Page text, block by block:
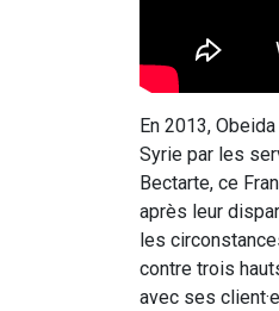
En 2013,
Syrie par les
Bectarte, ce
après leur
les
contre trois
avec ses